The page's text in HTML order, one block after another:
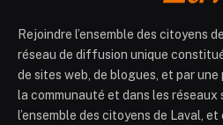
Rejoindre l’ensemble des citoyens
réseau de diffusion unique
de sites web, de blogues, et par
la communauté et dans les réseaux
l’ensemble des citoyens de Laval,